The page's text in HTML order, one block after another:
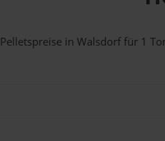
Pelletspreise in Walsdorf für 1